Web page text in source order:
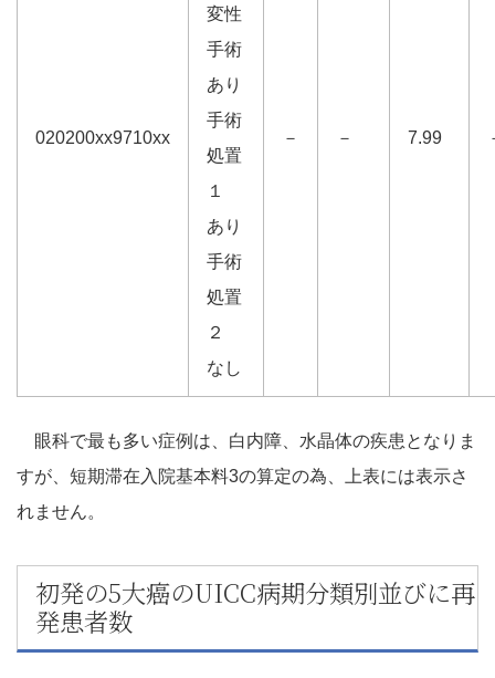
020200xx9710xx
変性
手術
あり
手術
処置
１
あり
手術
処置
２
なし
－ － 7.99
眼科で最も多い症例は、白内障、水晶体の疾患となりま
すが、短期滞在入院基本料3の算定の為、上表には表示さ
れません。
初発の5大癌のUICC病期分類別並びに再
発患者数